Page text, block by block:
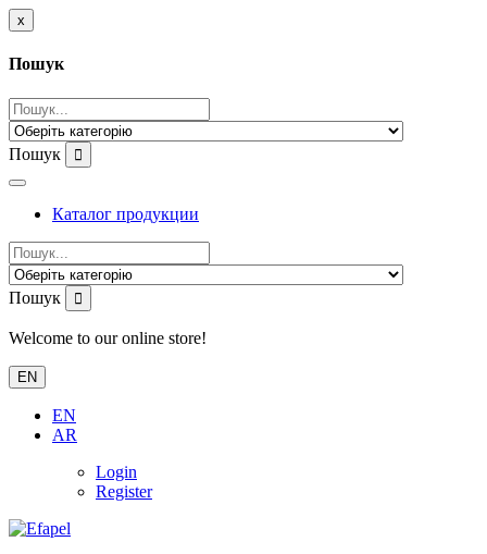
x
Пошук
Пошук
Каталог продукции
Пошук
Welcome to our online store!
EN
EN
AR
Login
Register